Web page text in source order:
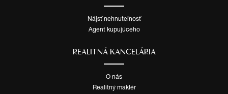
Nájsť nehnuteľnosť
Agent kupujúceho
REALITNÁ KANCELÁRIA
O nás
Realitný maklér